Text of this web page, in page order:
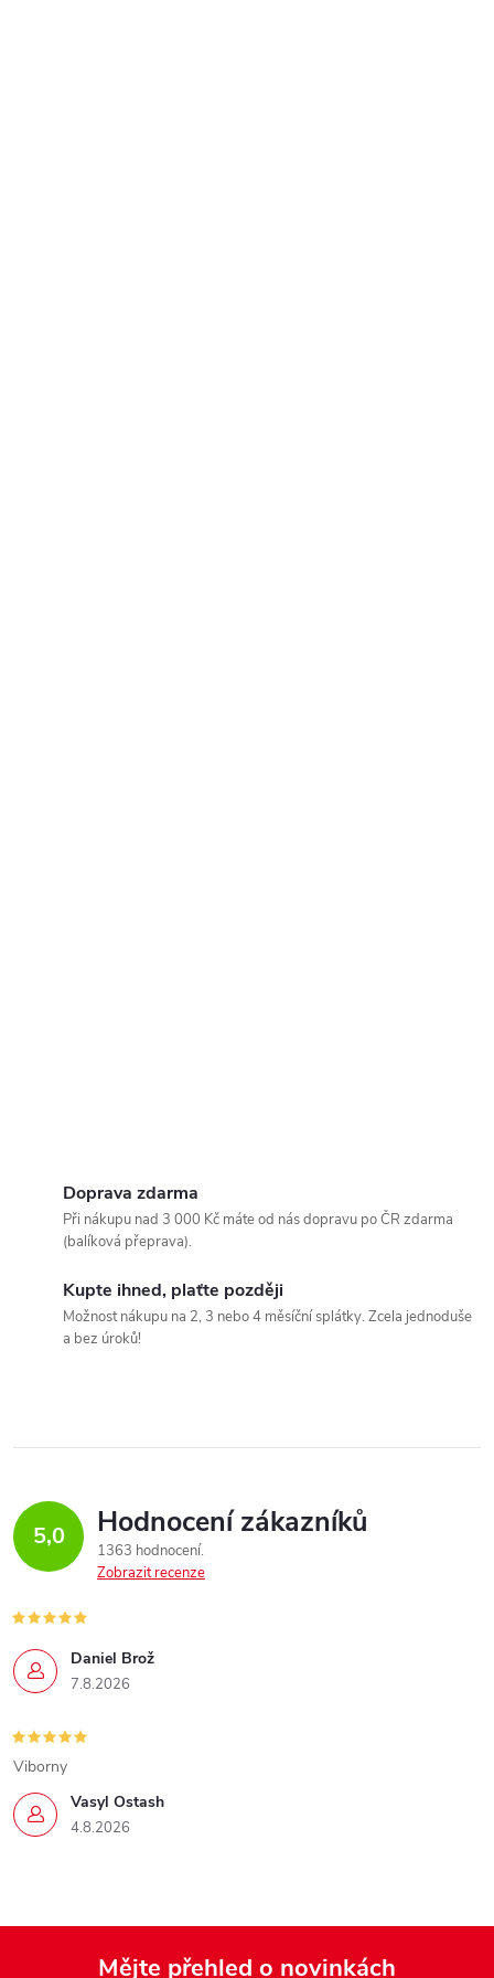
Doprava zdarma
Při nákupu nad 3 000 Kč máte od nás dopravu po ČR zdarma
(balíková přeprava).
Kupte ihned, plaťte později
Možnost nákupu na 2, 3 nebo 4 měsíční splátky. Zcela jednoduše
a bez úroků!
5,0 Hodnocení zákazníků
1363 hodnocení
Zobrazit recenze
Daniel Brož
7.8.2026
Vasyl Ostash
4.8.2026
Viborny
Mějte přehled o novinkách